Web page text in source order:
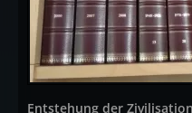
Entstehung der Zivilisation